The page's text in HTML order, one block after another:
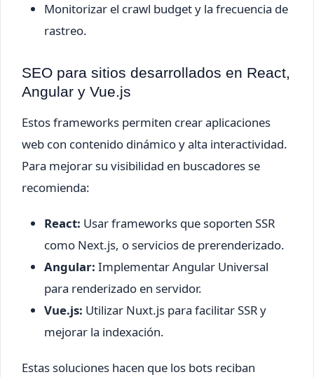
Monitorizar el crawl budget y la frecuencia de
rastreo.
SEO para sitios desarrollados en React,
Angular y Vue.js
Estos frameworks permiten crear aplicaciones
web con contenido dinámico y alta interactividad.
Para mejorar su visibilidad en buscadores se
recomienda:
React: Usar frameworks que soporten SSR
como Next.js, o servicios de prerenderizado.
Angular: Implementar Angular Universal
para renderizado en servidor.
Vue.js: Utilizar Nuxt.js para facilitar SSR y
mejorar la indexación.
Estas soluciones hacen que los bots reciban